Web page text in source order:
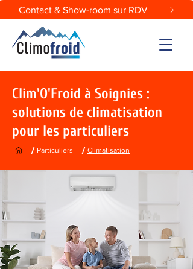
Contact & Show-room sur RDV
Clim'O'Froid à Soignies :
solutions de climatisation
pour les particuliers
/ Particuliers / Climatisation